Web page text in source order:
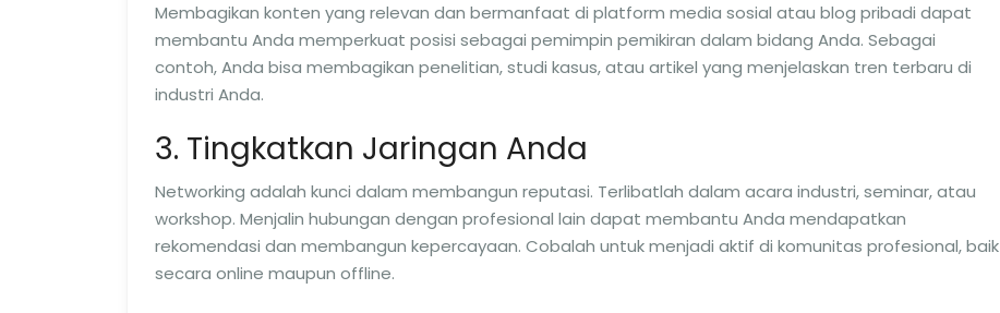
Membagikan konten yang relevan dan bermanfaat di platform media sosial atau blog pribadi dapat
membantu Anda memperkuat posisi sebagai pemimpin pemikiran dalam bidang Anda. Sebagai
contoh, Anda bisa membagikan penelitian, studi kasus, atau artikel yang menjelaskan tren terbaru di
industri Anda.
3. Tingkatkan Jaringan Anda
Networking adalah kunci dalam membangun reputasi. Terlibatlah dalam acara industri, seminar, atau
workshop. Menjalin hubungan dengan profesional lain dapat membantu Anda mendapatkan
rekomendasi dan membangun kepercayaan. Cobalah untuk menjadi aktif di komunitas profesional, baik
secara online maupun offline.